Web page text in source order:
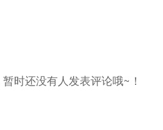
时还没有人发表评论哦~！